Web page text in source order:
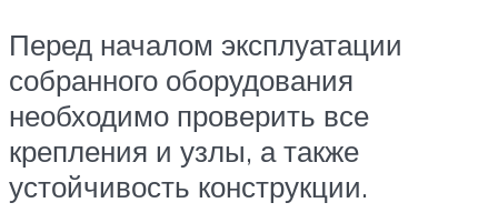
Перед началом эксплуатации
собранного оборудования
необходимо проверить все
крепления и узлы, а также
устойчивость конструкции.